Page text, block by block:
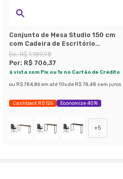
Conjunto de Mesa Studio 150 cm
com Cadeira de Escritório
Secretária Giratória Light Preta
De:R$ 1.189,98
Por: R$ 706,37
à vista com Pix ou 1x no Cartão de Crédito
ou R$ 784,86 em até 10x de R$ 78,48 sem juros
Cashback R$ 125 Economize 40%
+5